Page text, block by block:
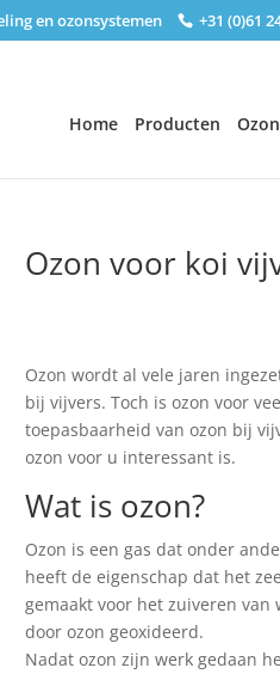
en ozonsystemen +31 (0)61
Home Producten
Ozon voor koi
Ozon wordt al vele jaren
bij vijvers. Toch is ozon voor
toepasbaarheid van ozon bij
ozon voor u interessant is.
Wat is ozon?
Ozon is een gas dat onder
heeft de eigenschap dat het
gemaakt voor het zuiveren
door ozon geoxideerd.
Nadat ozon zijn werk gedaan